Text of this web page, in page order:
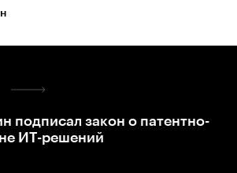
подписал закон о патентно-
ИТ-решений